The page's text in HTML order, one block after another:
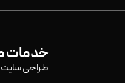
خدمات
طراحی سایت